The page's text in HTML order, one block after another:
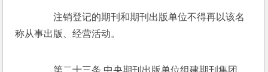
注销登记的期刊和期刊出版单位不得再以该名
称从事出版、经营活动。
第二十三条 中央期刊出版单位组建期刊集团，